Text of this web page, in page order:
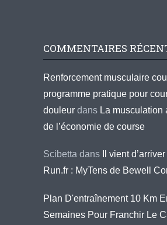
COMMENTAIRES
Renforcement musculaire
programme pratique pour
douleur dans La musculation
de l’économie de course
Scibetta dans
Il vient
Run.fr : MyTens de Bewell
Plan D'entraînement 10 Km
Semaines Pour Franchir Le